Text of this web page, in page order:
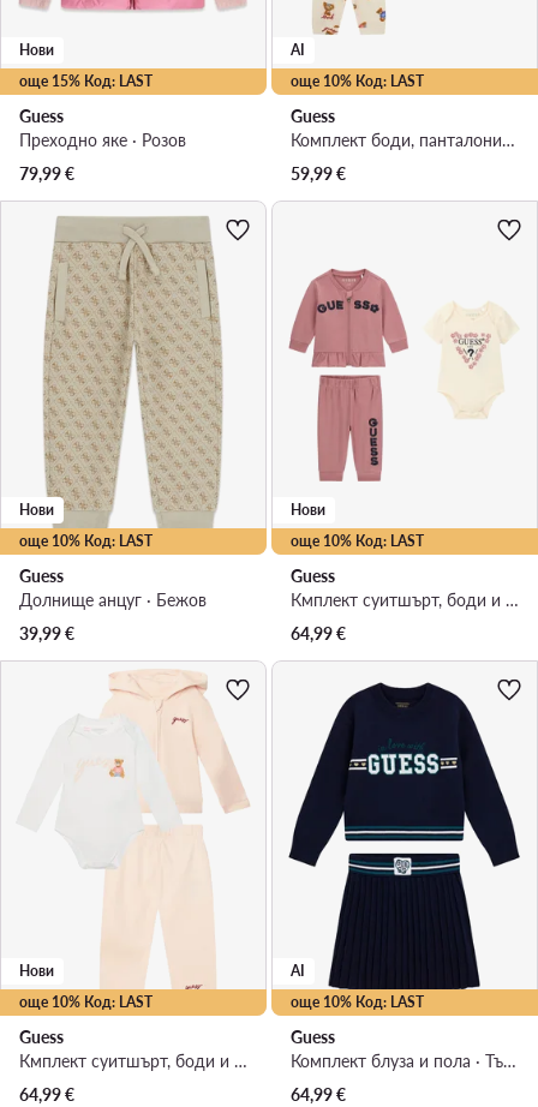
още 15% Код: LAST
Нови
Guess
Преходно яке · Розов
79,99€
още 10% Код: LAST
AI
Guess
Комплект боди, панталони и чорапи · Кремав
59,99€
още 10% Код: LAST
Нови
Guess
Долнище анцуг · Бежов
39,99€
още 10% Код: LAST
Нови
Guess
Кмплект суитшърт, боди и спортни панталони · Розов
64,99€
още 10% Код: LAST
Нови
Guess
Кмплект суитшърт, боди и спортни панталони · Светлорозов
64,99€
още 10% Код: LAST
AI
Guess
Комплект блуза и пола · Тъмносин
64,99€